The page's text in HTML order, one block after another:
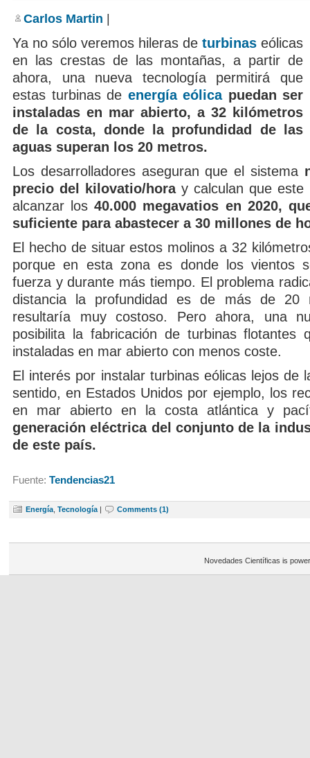
Carlos Martin
Ya no sólo veremos hileras de turbinas eólicas
en las crestas de las montañas, a partir de
ahora, una nueva tecnología permitirá que
estas turbinas de energía eólica puedan ser
instaladas en mar abierto, a 32 kilómetros
de la costa, donde la profundidad de las
aguas superan los 20 metros.
Los desarrolladores aseguran que el sistema
precio del kilovatio/horay calculan que este
alcanzar los40.000 megavatios en 2020,
suficiente para abastecer a 30 millones de
El hecho de situar estos molinos a 32
porque en esta zona es donde los vientos
fuerza y durante más tiempo. El problema
distancia la profundidad es de más de 20
resultaría muy costoso. Pero ahora, una
posibilita la fabricación de turbinas flotantes
instaladas en mar abierto con menos coste.
El interés por instalar turbinas eólicas lejos de
sentido, en Estados Unidos por ejemplo, los
en mar abierto en la costa atlántica y
generación eléctrica del conjunto de la
de este país.
Fuente: Tendencias21
Energía Tecnología | Comments (1)
Novedades Científicas is